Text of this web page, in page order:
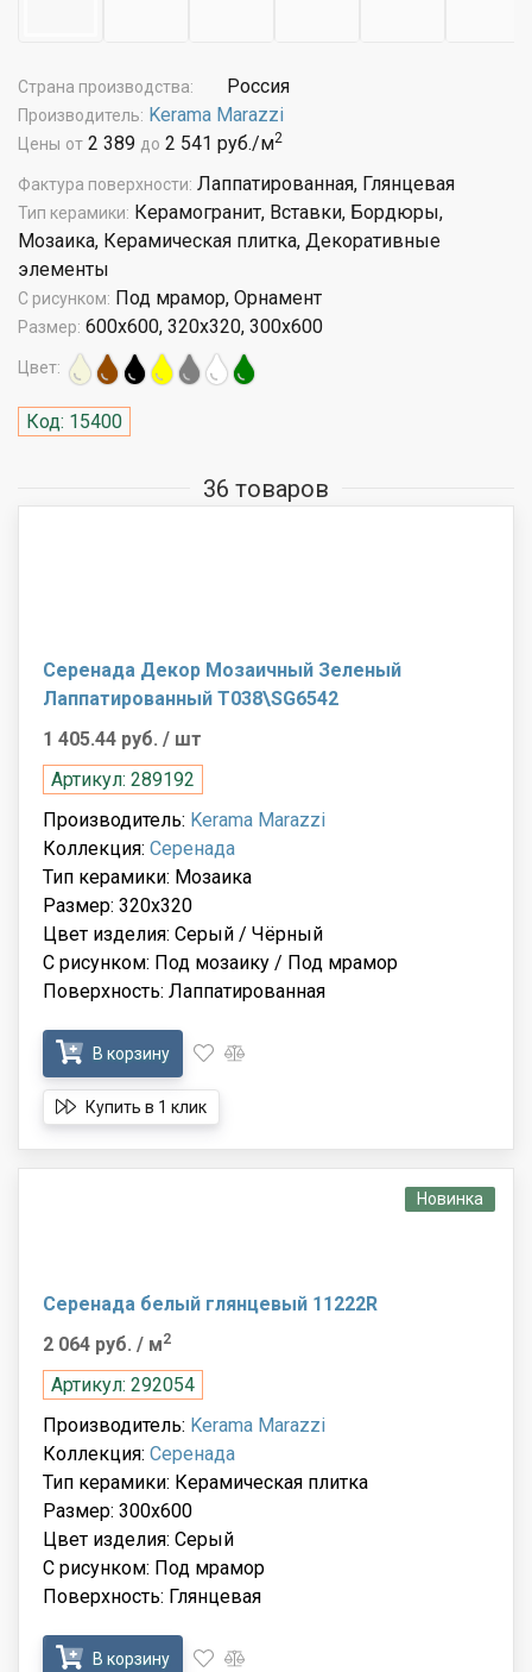
Страна производства: Россия
Производитель: Kerama Marazzi
Цены от 2 389 до 2 541 руб./м2
Фактура поверхности: Лаппатированная, Глянцевая
Тип керамики: Керамогранит, Вставки, Бордюры,
Мозаика, Керамическая плитка, Декоративные
элементы
С рисунком: Под мрамор, Орнамент
Размер: 600x600, 320x320, 300x600
Цвет:
Код: 15400
36 товаров
Серенада Декор Мозаичный Зеленый
Лаппатированный T038\SG6542
1 405.44 руб. / шт
Артикул: 289192
Производитель: Kerama Marazzi
Коллекция: Серенада
Тип керамики: Мозаика
Размер: 320x320
Цвет изделия: Серый / Чёрный
С рисунком: Под мозаику / Под мрамор
Поверхность: Лаппатированная
В корзину
Купить в 1 клик
Новинка
Серенада белый глянцевый 11222R
2 064 руб. / м2
Артикул: 292054
Производитель: Kerama Marazzi
Коллекция: Серенада
Тип керамики: Керамическая плитка
Размер: 300x600
Цвет изделия: Серый
С рисунком: Под мрамор
Поверхность: Глянцевая
В корзину